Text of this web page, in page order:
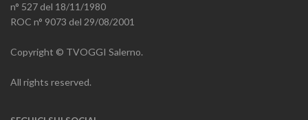
n° 527 del 18/11/1980
ROC n° 9073 del 29/08/2001
Copyright © TVOGGI Salerno.
All rights reserved.